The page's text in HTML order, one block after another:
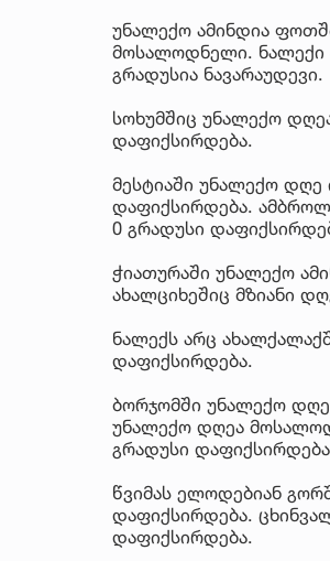
უნალექო ამინდია
მოსალოდნელი. ნალექი
გრადუსია ნავარაუდევი.
სოხუმშიც უნალექო
დაფიქსირდება.
მესტიაში უნალექო დღე
დაფიქსირდება.
0 გრადუსი
ჭიათურაში უნალექო
ახალციხეშიც მზიანი
ნალექს არც
დაფიქსირდება.
ბორჯომში უნალექო
უნალექო დღეა
გრადუსი
წვიმას ელოდებიან
დაფიქსირდება.
დაფიქსირდება.